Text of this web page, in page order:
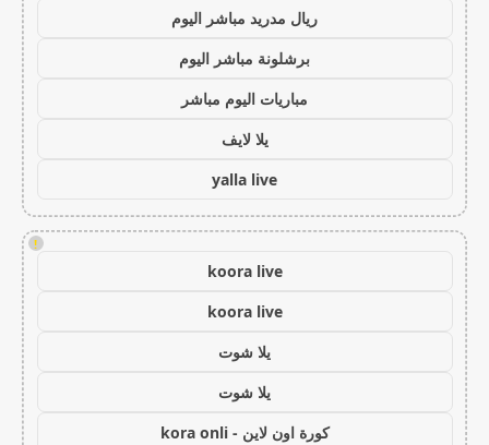
ريال مدريد مباشر اليوم
برشلونة مباشر اليوم
مباريات اليوم مباشر
يلا لايف
yalla live
!
koora live
koora live
يلا شوت
يلا شوت
كورة اون لاين - kora onli